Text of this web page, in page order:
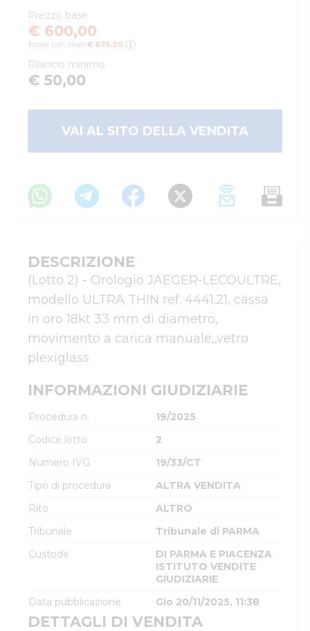
Prezzo base
€ 600,00
Totale con oneri: € 675,20
Rilancio minimo
€ 50,00
VAI AL SITO DELLA VENDITA
DESCRIZIONE
(Lotto 2) - Orologio JAEGER-LECOULTRE,
modello ULTRA THIN ref. 4441.21, cassa
in oro 18kt 33 mm di diametro,
movimento a carica manuale,,vetro
plexiglass
INFORMAZIONI GIUDIZIARIE
Procedura n.
19/2025
Codice lotto
2
Numero IVG
19/33/CT
Tipo di procedura
ALTRA VENDITA
Rito
ALTRO
Tribunale
Tribunale di PARMA
Custode
DI PARMA E PIACENZA
ISTITUTO VENDITE
GIUDIZIARIE
Data pubblicazione
Gio 20/11/2025, 11:38
DETTAGLI DI VENDITA